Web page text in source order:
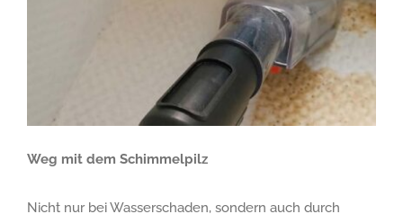
Weg mit dem Schimmelpilz
Nicht nur bei Wasserschaden, sondern auch durch